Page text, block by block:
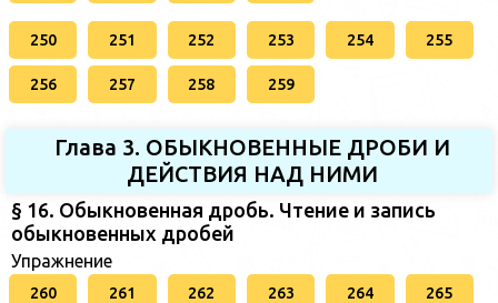
250 251 252 253 254 255
256 257 258 259
Глава 3. ОБЫКНОВЕННЫЕ ДРОБИ И
ДЕЙСТВИЯ НАД НИМИ
§ 16. Обыкновенная дробь. Чтение и запись
обыкновенных дробей
Упражнение
260 261 262 263 264 265